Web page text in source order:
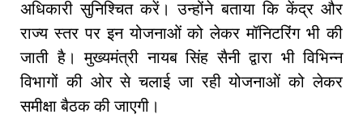
अधिकारी सुनिश्चित करें। उन्होंने बताया कि केंद्र और
राज्य स्तर पर इन योजनाओं को लेकर मॉनिटरिंग भी की
जाती है। मुख्यमंत्री नायब सिंह सैनी द्वारा भी विभिन्न
विभागों की ओर से चलाई जा रही योजनाओं को लेकर
समीक्षा बैठक की जाएगी।